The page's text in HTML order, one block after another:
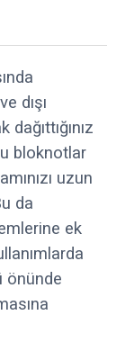
dışı
bloknotlar
uzun
da
ek
önünde